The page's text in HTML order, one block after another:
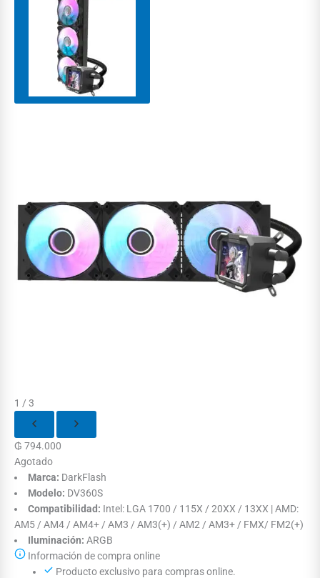
1 / 3
₲ 794.000
Agotado
Marca: DarkFlash
Modelo: DV360S
Compatibilidad: Intel: LGA 1700 / 115X / 20XX / 13XX | AMD:
AM5 / AM4 / AM4+ / AM3 / AM3(+) / AM2 / AM3+ / FMX/ FM2(+)
Iluminación: ARGB
Información de compra online
Producto exclusivo para compras online.